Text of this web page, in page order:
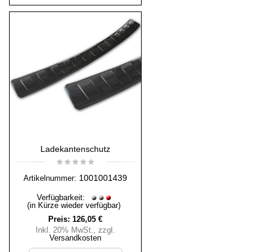
Ladekantenschutz
Artikelnummer: 1001001439
Verfügbarkeit:
(in Kürze wieder verfügbar)
Preis: 126,05 €
Inkl. 20% MwSt., zzgl.
Versandkosten